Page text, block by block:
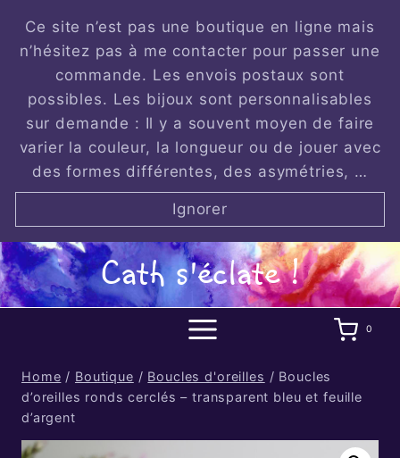
content
Ce site n’est pas une boutique en ligne mais
n’hésitez pas à me contacter pour passer une
commande. Les envois postaux sont
possibles. Les bijoux sont personnalisables
sur demande : Il y a souvent moyen de faire
varier la couleur, la longueur ou de jouer avec
des formes différentes, des asymétries, …
Ignorer
Cath s'éclate !
0
Home / Boutique / Boucles d'oreilles / Boucles
d’oreilles ronds cerclés – transparent bleu et feuille
d’argent